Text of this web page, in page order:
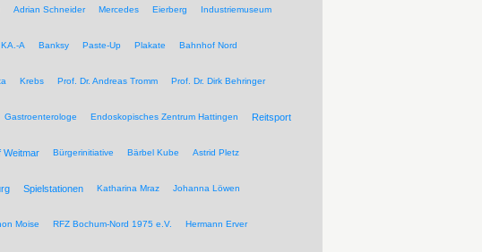
Adrian Schneider Mercedes Eierberg Industriemuseum
KA.-A Banksy Paste-Up Plakate Bahnhof Nord
Krebs Prof. Dr. Andreas Tromm Prof. Dr. Dirk Behringer
Gastroenterologe Endoskopisches Zentrum Hattingen Reitsport
Weitmar Bürgerinitiative Bärbel Kube Astrid Pletz
Spielstationen Katharina Mraz Johanna Löwen
Moise RFZ Bochum-Nord 1975 e.V. Hermann Erver